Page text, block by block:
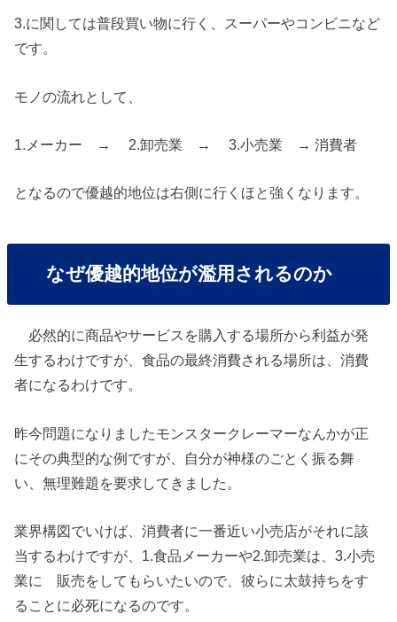
3.に関しては普段買い物に行く、スーパーやコンビニなど
です。
モノの流れとして、
1.メーカー → 2.卸売業 → 3.小売業 → 消費者
となるので優越的地位は右側に行くほと強くなります。
なぜ優越的地位が濫用されるのか
必然的に商品やサービスを購入する場所から利益が発
生するわけですが、食品の最終消費される場所は、消費
者になるわけです。
昨今問題になりましたモンスタークレーマーなんかが正
にその典型的な例ですが、自分が神様のごとく振る舞
い、無理難題を要求してきました。
業界構図でいけば、消費者に一番近い小売店がそれに該
当するわけですが、1.食品メーカーや2.卸売業は、3.小売
業に 販売をしてもらいたいので、彼らに太鼓持ちをす
ることに必死になるのです。